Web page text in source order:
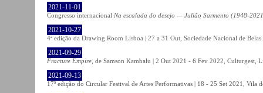
2021-11-01
Congresso internacional Na escalada do desejo — Julião Sarmento (1948-
2021-10-27
4ª edição da Drawing Room Lisboa | 27 a 31 Out, Sociedade Nacional de
2021-09-29
Fracture Empire , de Samson Kambalu | 2 Out 2021 - 6 Fev 2022, Culturgest,
2021-09-13
17ª edição do Circular Festival de Artes Performativas | 18 - 25 Set 2021, Vila